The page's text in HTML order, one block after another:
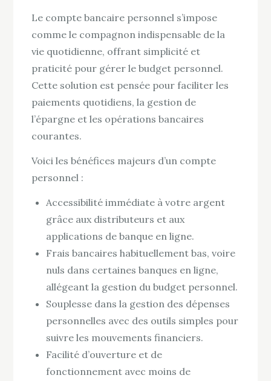
Le compte bancaire personnel s’impose
comme le compagnon indispensable de la
vie quotidienne, offrant simplicité et
praticité pour gérer le budget personnel.
Cette solution est pensée pour faciliter les
paiements quotidiens, la gestion de
l’épargne et les opérations bancaires
courantes.
Voici les bénéfices majeurs d’un compte
personnel :
Accessibilité immédiate à votre argent
grâce aux distributeurs et aux
applications de banque en ligne.
Frais bancaires habituellement bas, voire
nuls dans certaines banques en ligne,
allégeant la gestion du budget personnel.
Souplesse dans la gestion des dépenses
personnelles avec des outils simples pour
suivre les mouvements financiers.
Facilité d’ouverture et de
fonctionnement avec moins de